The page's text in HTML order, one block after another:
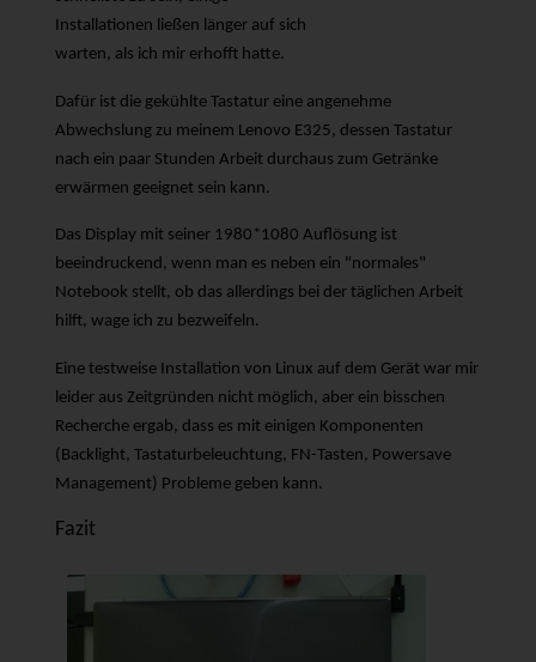
Installationen ließen länger auf sich
warten, als ich mir erhofft hatte.
Dafür ist die gekühlte Tastatur eine angenehme
Abwechslung zu meinem Lenovo E325, dessen Tastatur
nach ein paar Stunden Arbeit durchaus zum Getränke
erwärmen geeignet sein kann.
Das Display mit seiner 1980*1080 Auflösung ist
beeindruckend, wenn man es neben ein "normales"
Notebook stellt, ob das allerdings bei der täglichen Arbeit
hilft, wage ich zu bezweifeln.
Eine testweise Installation von Linux auf dem Gerät war mir
leider aus Zeitgründen nicht möglich, aber ein bisschen
Recherche ergab, dass es mit einigen Komponenten
(Backlight, Tastaturbeleuchtung, FN-Tasten, Powersave
Management) Probleme geben kann.
Fazit